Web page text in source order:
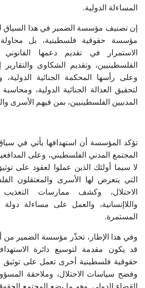
المساءلة الدولية.
إن تصنيف مؤسسة الضمير في هذا السياق
مؤسسة حقوقية فلسطينية، بل محاولة
الاستمرار في تقديم دعمها القانوني
الفلسطينيين، وتقديم الشكاوى والتقارير
وعلى رأسها المحكمة الجنائية الدولية،
لتحقيق العدالة الجنائية الدولية،
المدنيين الفلسطينيين، بمن فيهم الأسرى
تؤكد المؤسسة أن استهدافها يأتي في
المجتمع المدني الفلسطيني، وعلى
لا سيما أولئك الذين عملوا لعقود على توثيق
التي يتعرض لها الأسرى والمعتقلون
الاحتلال، وكشف ممارسات التعذيب
واللاإنسانية، والعمل على مساءلة دولة
المستمرة
وفي هذا الإطار، تحذّر مؤسسة الضمير من أن
قد يكون مقدمة لتوسيع دائرة
حقوقية فلسطينية أخرى تعمل على توثيق
وفضح سياسات الاحتلال، وملاحقة
القضاء الدولي. وهو ما يضع المجتمع